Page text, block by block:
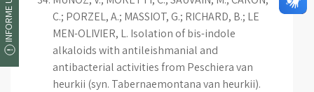
C.; PORZEL, A.; MASSIOT, G.; RICHARD, B.; LE
MEN-OLIVIER, L. Isolation of bis-indole
alkaloids with antileishmanial and
antibacterial activities from Peschiera van
heurkii (syn. Tabernaemontana van heurkii).